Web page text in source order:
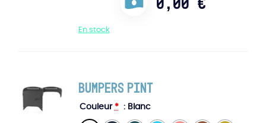
En stock
Bumpers Pint
Couleur * : Blanc